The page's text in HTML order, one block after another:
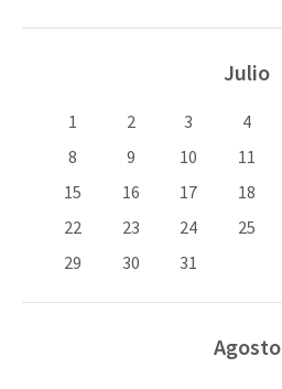
Julio
1 2 3 4
8
9 10 11
15
16 17 18
22
23 24 25
29
30 31
Agosto